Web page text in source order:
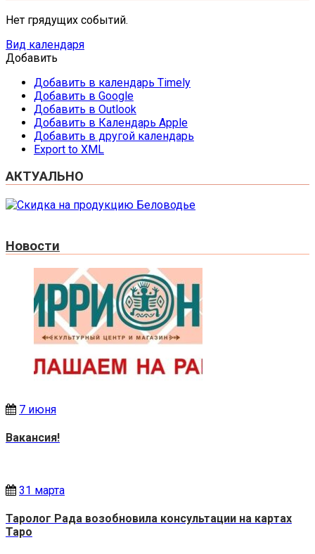
Нет грядущих событий.
Вид календаря
Добавить
Добавить в календарь Timely
Добавить в Google
Добавить в Outlook
Добавить в Календарь Apple
Добавить в другой календарь
Export to XML
АКТУАЛЬНО
Новости
7 июня
Вакансия!
31 марта
Таролог Рада возобновила консультации на картах
Таро